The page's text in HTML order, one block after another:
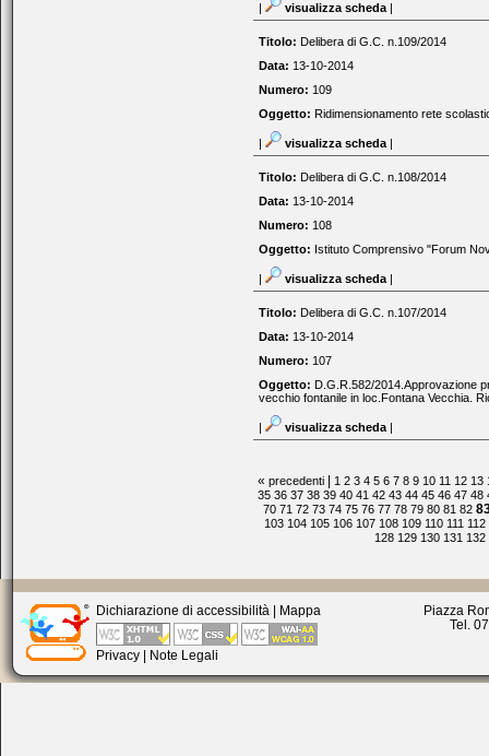
visualizza scheda|
Titolo: Delibera di G.C. n.109/2014
Data: 13-10-2014
Numero: 109
Oggetto: Ridimensionamento rete
visualizza scheda|
Titolo: Delibera di G.C. n.108/2014
Data: 13-10-2014
Numero: 108
Oggetto: Istituto Comprensivo "Forum
visualizza scheda|
Titolo: Delibera di G.C. n.107/2014
Data: 13-10-2014
Numero: 107
Oggetto: D.G.R.582/2014.Approvazione
vecchio fontanile in loc.Fontana Vecchia.
visualizza scheda|
«precedenti 1 2 3 4 5 6 7 8 9 10 11 12 13
35 36 37 38 39 40 41 42 43 44 45 46 47 48
70 71 72 73 74 75 76 77 78 79 80 81 82
103 104 105 106 107 108 109 110 111 112
128 129 130 131 132
Dichiarazione di accessibilità Mappa
Privacy Note Legali
Piazza
Tel.